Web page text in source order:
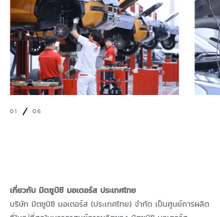
01 06
เกี่ยวกับ มิตซูบิชิ มอเตอร์ส ประเทศไทย
บริษัท มิตซูบิชิ มอเตอร์ส (ประเทศไทย) จำกัด เป็นศูนย์การผลิต